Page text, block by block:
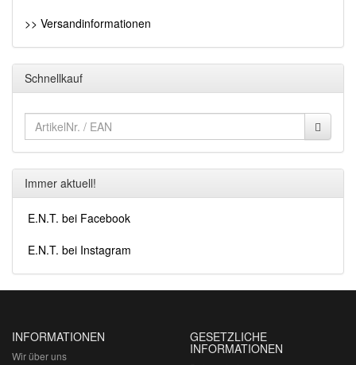
>> Versandinformationen
Schnellkauf
Immer aktuell!
E.N.T. bei Facebook
E.N.T. bei Instagram
INFORMATIONEN
Wir über uns
GESETZLICHE
INFORMATIONEN